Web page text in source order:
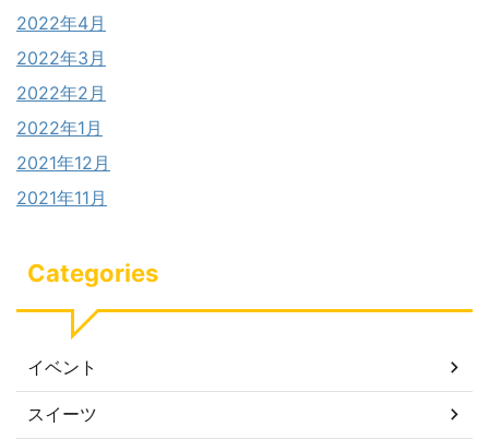
2022年4月
2022年3月
2022年2月
2022年1月
2021年12月
2021年11月
Categories
イベント
スイーツ